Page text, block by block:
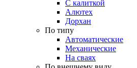
С калиткой
Алютех
Дорхан
По типу
Автоматические
Механические
На сваях